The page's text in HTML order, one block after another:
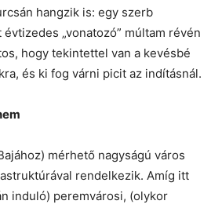
hangzik is: egy szerb
„vonatozó” múltam révén
hogy tekintettel van a kevésbé
és ki fog várni picit az indításnál.
mérhető nagyságú város
rendelkezik. Amíg itt
induló) peremvárosi, (olykor